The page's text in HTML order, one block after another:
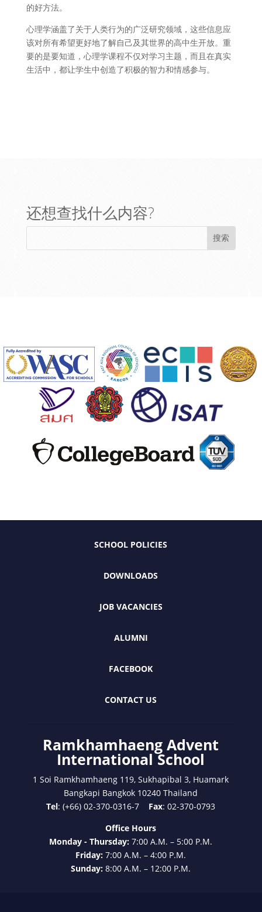
的好方法。
心理学涵盖了关于人类行为的广泛研究领域，这些信息应
该对所有希望更好地了解自己及其世界的高中生开放。重
要的是要知道，心理学课程不仅对学习主题，而且在真实
生活中，都让学生中创造了积极的智力和情感参与。
还想查找什么内容?
SCHOOL POLICIES
DOWNLOADS
JOB VACANCIES
ALUMNI
FACEBOOK
CONTACT US
Ramkhamhaeng Advent
International School
1 Soi Ramkhamhaeng 119, Sukhapibal 3, Huamark
Bangkapi Bangkok 10240 Thailand
Tel: (+66) 02-370-0316-7 Fax: 02-370-0793
Office Hours
Monday - Thursday:7:00 A.M. – 5:00 P.M.
Friday:7:00 A.M. – 4:00 P.M.
Sunday:8:00 A.M. – 12:00 P.M.